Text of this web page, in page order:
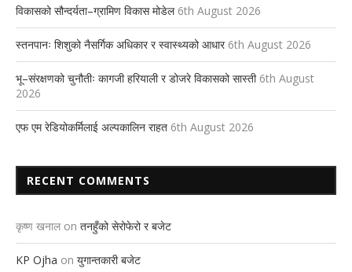
विकासको सौन्दर्यता–ग्रामिण विकास मोडेल 6th August 2026
स्तनपानः शिशुको नैसर्गिक अधिकार र स्वास्थ्यको आधार 6th August 2026
भू–संरक्षणको चुनौतीः कागजी हरियाली र डोजरे विकासको सास्ती 6th August
2026
एफ एम रेडियोकर्मिलाई अल्पकालिन राहत 6th August 2026
RECENT COMMENTS
कृष्ण खनाल on तनहुँको सेरोफेरो र बजेट
KP Ojha on युगान्तकारी बजेट